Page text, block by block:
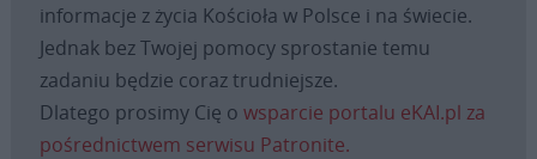
informacje z życia Kościoła w Polsce i na świecie.
Jednak bez Twojej pomocy sprostanie temu
zadaniu będzie coraz trudniejsze.
Dlatego prosimy Cię o wsparcie portalu eKAI.pl za
pośrednictwem serwisu Patronite.